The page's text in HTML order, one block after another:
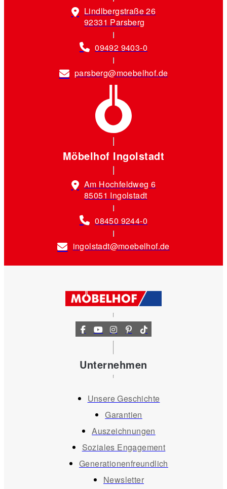
Lindlbergstraße 26
92331 Parsberg
09492 9403-0
parsberg@moebelhof.de
Möbelhof Ingolstadt
Am Hochfeldweg 6
85051 Ingolstadt
08450 9244-0
ingolstadt@moebelhof.de
Unternehmen
Unsere Geschichte
Garantien
Auszeichnungen
Soziales Engagement
Generationenfreundlich
Newsletter